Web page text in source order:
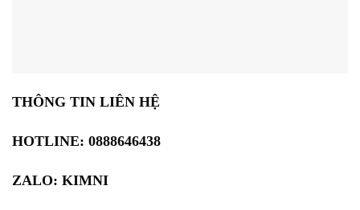
THÔNG TIN LIÊN HỆ
HOTLINE: 0888646438
ZALO: KIMNI